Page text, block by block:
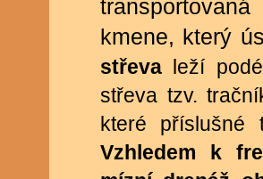
kmene, který
střeva leží
střeva tzv.
které
Vzhledem k